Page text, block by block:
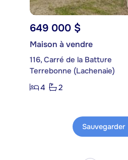
649 000 $
Maison à vendre
116, Carré de la Batture
Terrebonne (Lachenaie)
4
2
Sauvegarder